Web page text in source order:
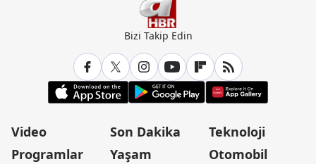
Bizi Takip Edin
Video
Programlar
Son Dakika
Yaşam
Teknoloji
Otomobil